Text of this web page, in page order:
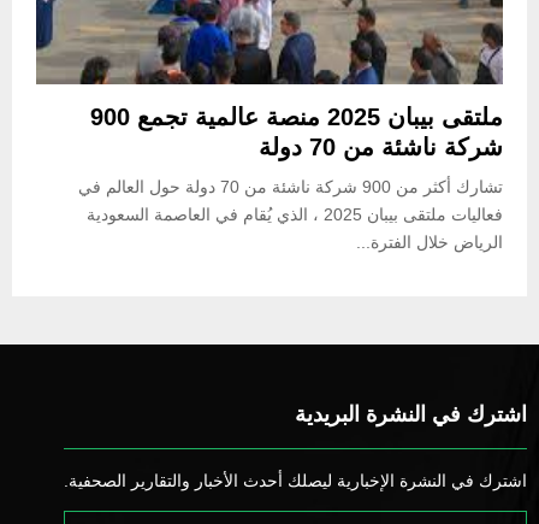
ملتقى بيبان 2025 منصة عالمية تجمع 900
شركة ناشئة من 70 دولة
تشارك أكثر من 900 شركة ناشئة من 70 دولة حول العالم في
فعاليات ملتقى بيبان 2025 ، الذي يُقام في العاصمة السعودية
الرياض خلال الفترة...
اشترك في النشرة البريدية
اشترك في النشرة الإخبارية ليصلك أحدث الأخبار والتقارير الصحفية.